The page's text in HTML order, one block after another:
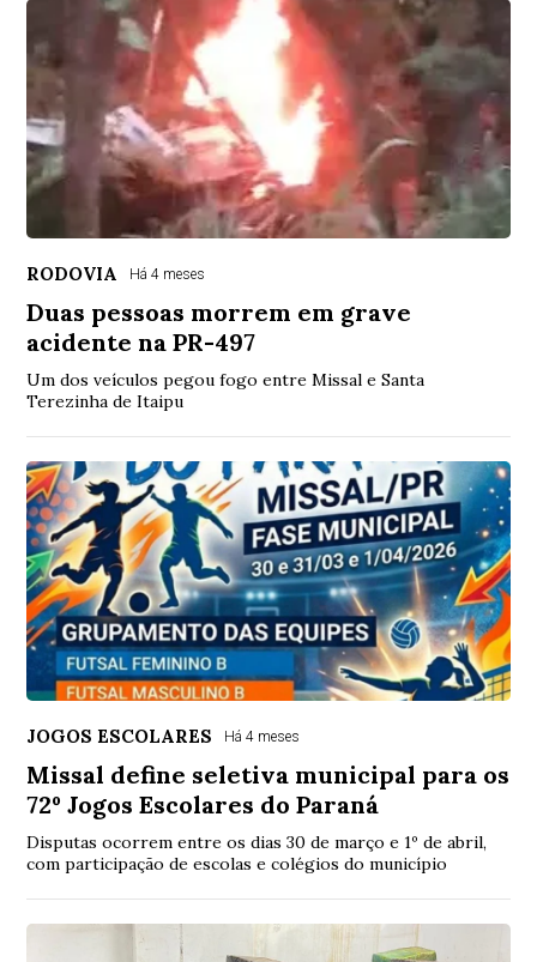
RODOVIA Há 4 meses
Duas pessoas morrem em grave
acidente na PR-497
Um dos veículos pegou fogo entre Missal e Santa
Terezinha de Itaipu
JOGOS ESCOLARES Há 4 meses
Missal define seletiva municipal para os
72º Jogos Escolares do Paraná
Disputas ocorrem entre os dias 30 de março e 1º de abril,
com participação de escolas e colégios do município